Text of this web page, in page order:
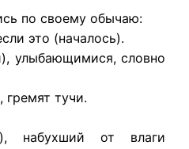
по своему обычаю:
это (началось).
улыбающимися, словно
тучи.
набухший от влаги